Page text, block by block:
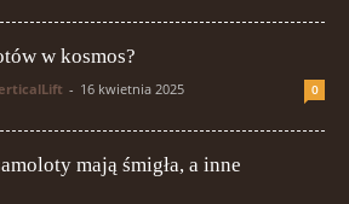
w kosmos?
- 16 kwietnia 2025 0
mają śmigła, a inne